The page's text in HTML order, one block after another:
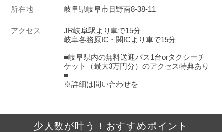
所在地 岐阜県岐阜市日野南8-38-11
アクセス
JR岐阜駅より車で15分
岐阜各務原IC・関ICより車で15分
■岐阜県内の無料送迎バス1台orタクシーチ
ケット（最大3万円分）のアクセス特典あり
■
※詳細は問い合わせを
少人数が叶う！おすすめポイント